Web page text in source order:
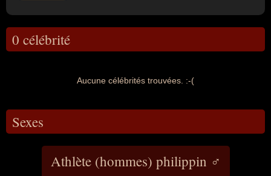
0 célébrité
Aucune célébrités trouvées. :-(
Sexes
Athlète (hommes) philippin ♂